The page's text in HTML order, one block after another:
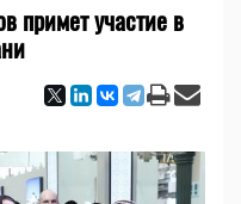
примет участие в